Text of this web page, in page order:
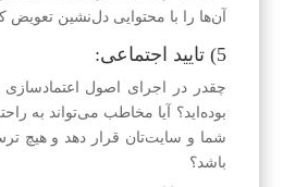
آن‌ها را با محتوایی دل‌نشین تعویض
5) تایید اجتماعی:
چقدر در اجرای اصول اعتماد‌سازی
بوده‌اید؟ آیا مخاطب می‌تواند به
شما و سایت‌تان قرار دهد و هیچ
باشد؟